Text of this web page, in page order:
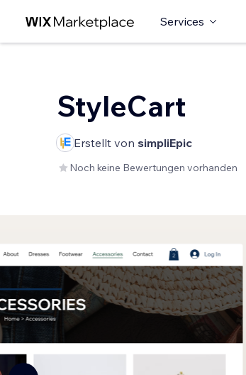
Services
StyleCart
Erstellt von simpliEpic
Noch keine Bewertungen vorhanden